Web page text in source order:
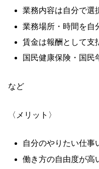
業務内容は自分で選
業務場所・時間を自
賃金は報酬として支
国民健康保険・国民
など
〈メリット〉
自分のやりたい仕事
働き方の自由度が高